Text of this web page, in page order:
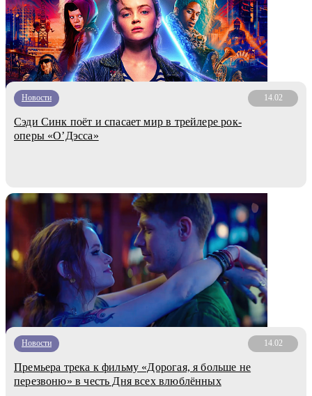
Новости 14.02
Сэди Синк поёт и спасает мир в трейлере рок-
оперы «О’Дэсса»
Новости 14.02
Премьера трека к фильму «Дорогая, я больше не
перезвоню» в честь Дня всех влюблённых